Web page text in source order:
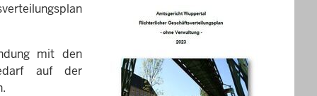
mit den
auf der